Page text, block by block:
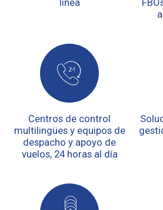
línea
Centros de control
multilingües y equipos de
despacho y apoyo de
vuelos, 24 horas al día